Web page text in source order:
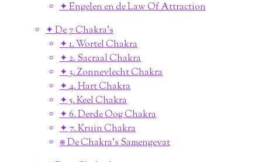
✦ Engelen en de Law Of Attraction
✦ De 7 Chakra's
✦ 1. Wortel Chakra
✦ 2. Sacraal Chakra
✦ 3. Zonnevlecht Chakra
✦ 4. Hart Chakra
✦ 5. Keel Chakra
✦ 6. Derde Oog Chakra
✦ 7. Kruin Chakra
⎈ De Chakra's Samengevat